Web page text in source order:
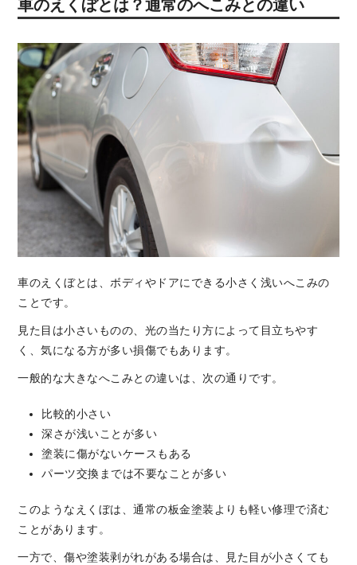
車のえくぼとは？通常のへこみとの違い
車のえくぼとは、ボディやドアにできる小さく浅いへこみの
ことです。
見た目は小さいものの、光の当たり方によって目立ちやす
く、気になる方が多い損傷でもあります。
一般的な大きなへこみとの違いは、次の通りです。
比較的小さい
深さが浅いことが多い
塗装に傷がないケースもある
パーツ交換までは不要なことが多い
このようなえくぼは、通常の板金塗装よりも軽い修理で済む
ことがあります。
一方で、傷や塗装剥がれがある場合は、見た目が小さくても